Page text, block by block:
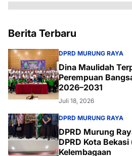
Berita Terbaru
DPRD MURUNG RAYA
Dina Maulidah
Perempuan
2026–2031
Juli 18, 2026
DPRD MURUNG RAYA
DPRD Murung
DPRD Kota
Kelembagaan